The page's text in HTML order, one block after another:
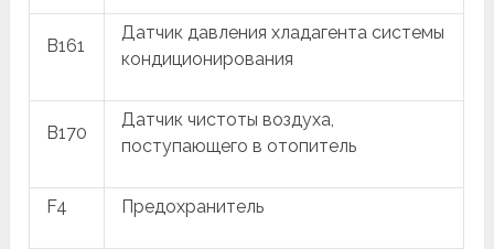
B161
Датчик давления хладагента системы
кондиционирования
B170
Датчик чистоты воздуха,
поступающего в отопитель
F4 Предохранитель